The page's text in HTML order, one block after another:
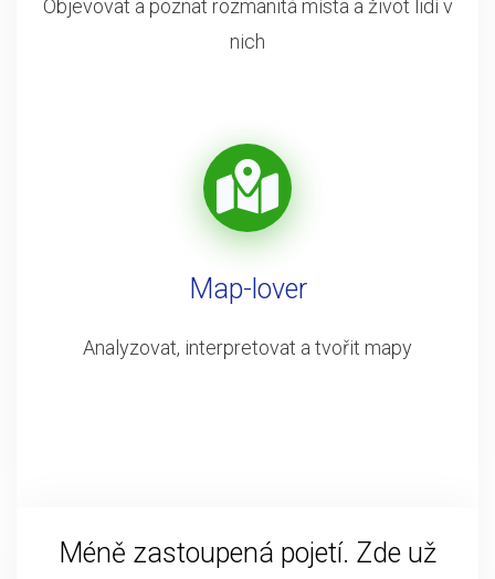
Objevovat a poznat rozmanitá místa a život lidí v
nich
Map-lover
Analyzovat, interpretovat a tvořit mapy
Méně zastoupená pojetí. Zde už